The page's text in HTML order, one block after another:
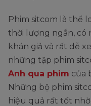
Phim sitcom là thể
thời lượng ngắn,
khán giả và rất dễ
những tập phim
Anh qua phim của
Những bộ phim
hiệu quả rất tốt